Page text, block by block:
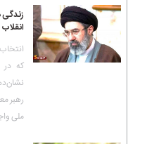
زندگی
انقلاب
که در
رهبر
ملی